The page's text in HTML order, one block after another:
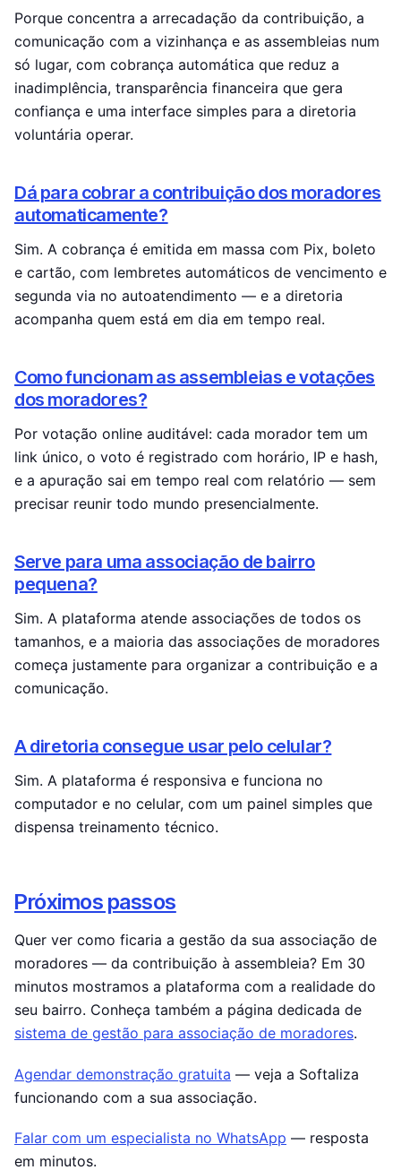
Porque concentra a arrecadação da contribuição, a
comunicação com a vizinhança e as assembleias num
só lugar, com cobrança automática que reduz a
inadimplência, transparência financeira que gera
confiança e uma interface simples para a diretoria
voluntária operar.
Dá para cobrar a contribuição dos moradores
automaticamente?
Sim. A cobrança é emitida em massa com Pix, boleto
e cartão, com lembretes automáticos de vencimento e
segunda via no autoatendimento — e a diretoria
acompanha quem está em dia em tempo real.
Como funcionam as assembleias e votações
dos moradores?
Por votação online auditável: cada morador tem um
link único, o voto é registrado com horário, IP e hash,
e a apuração sai em tempo real com relatório — sem
precisar reunir todo mundo presencialmente.
Serve para uma associação de bairro
pequena?
Sim. A plataforma atende associações de todos os
tamanhos, e a maioria das associações de moradores
começa justamente para organizar a contribuição e a
comunicação.
A diretoria consegue usar pelo celular?
Sim. A plataforma é responsiva e funciona no
computador e no celular, com um painel simples que
dispensa treinamento técnico.
Próximos passos
Quer ver como ficaria a gestão da sua associação de
moradores — da contribuição à assembleia? Em 30
minutos mostramos a plataforma com a realidade do
seu bairro. Conheça também a página dedicada de
sistema de gestão para associação de moradores.
Agendar demonstração gratuita — veja a Softaliza
funcionando com a sua associação.
Falar com um especialista no WhatsApp — resposta
em minutos.